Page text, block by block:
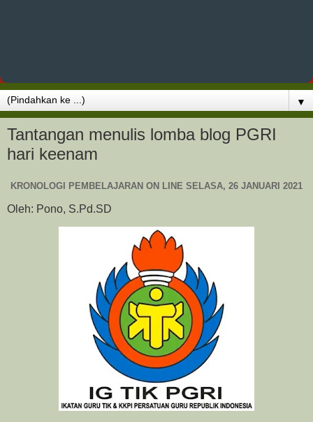
▼
Tantangan menulis lomba blog PGRI
hari keenam
KRONOLOGI PEMBELAJARAN ON LINE SELASA, 26 JANUARI 2021
Oleh: Pono, S.Pd.SD